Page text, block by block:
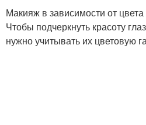
Макияж в зависимости от цвета
Чтобы подчеркнуть красоту
нужно учитывать их цветовую